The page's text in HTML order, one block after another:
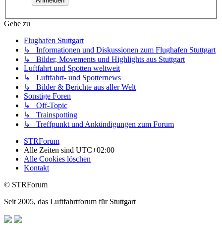
Gehe zu
Flughafen Stuttgart
↳ Informationen und Diskussionen zum Flughafen Stuttgart
↳ Bilder, Movements und Highlights aus Stuttgart
Luftfahrt und Spotten weltweit
↳ Luftfahrt- und Spotternews
↳ Bilder & Berichte aus aller Welt
Sonstige Foren
↳ Off-Topic
↳ Trainspotting
↳ Treffpunkt und Ankündigungen zum Forum
STRForum
Alle Zeiten sind UTC+02:00
Alle Cookies löschen
Kontakt
© STRForum
Seit 2005, das Luftfahrtforum für Stuttgart